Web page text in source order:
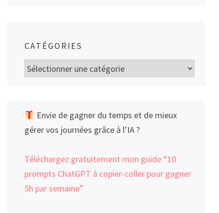
CATÉGORIES
Catégories
Envie de gagner du temps et de mieux
gérer vos journées grâce à l’IA ?
Téléchargez gratuitement mon guide “10
prompts ChatGPT à copier-coller pour gagner
5h par semaine”